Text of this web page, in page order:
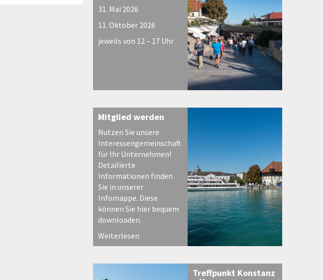
31. Mai 2026
11. Oktober 2026
jeweils von 12 – 17 Uhr
Mitglied werden
Nutzen Sie unsere
Interessengemeinschaft
für Ihr Unternehmen!
Detailierte
Informationen finden
Sie in unserer
Infomappe. Diese
können Sie hier bequem
downloaden.
Weiterlesen
Treffpunkt Konstanz